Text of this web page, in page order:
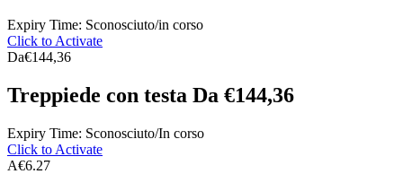
Expiry Time: Sconosciuto/in corso
Click to Activate
Da€144,36
Treppiede con testa Da €144,36
Expiry Time: Sconosciuto/In corso
Click to Activate
A€6.27